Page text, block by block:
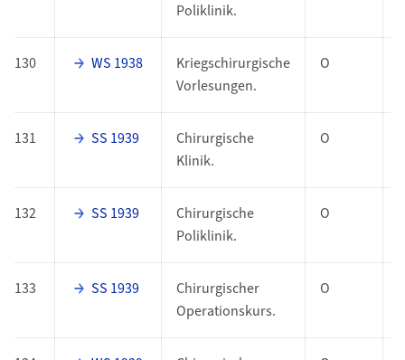
Poliklinik.
130 WS 1938
Kriegschirurgische
Vorlesungen.
O
131 SS 1939
Chirurgische
Klinik.
O
132 SS 1939
Chirurgische
Poliklinik.
O
133 SS 1939
Chirurgischer
Operationskurs.
O